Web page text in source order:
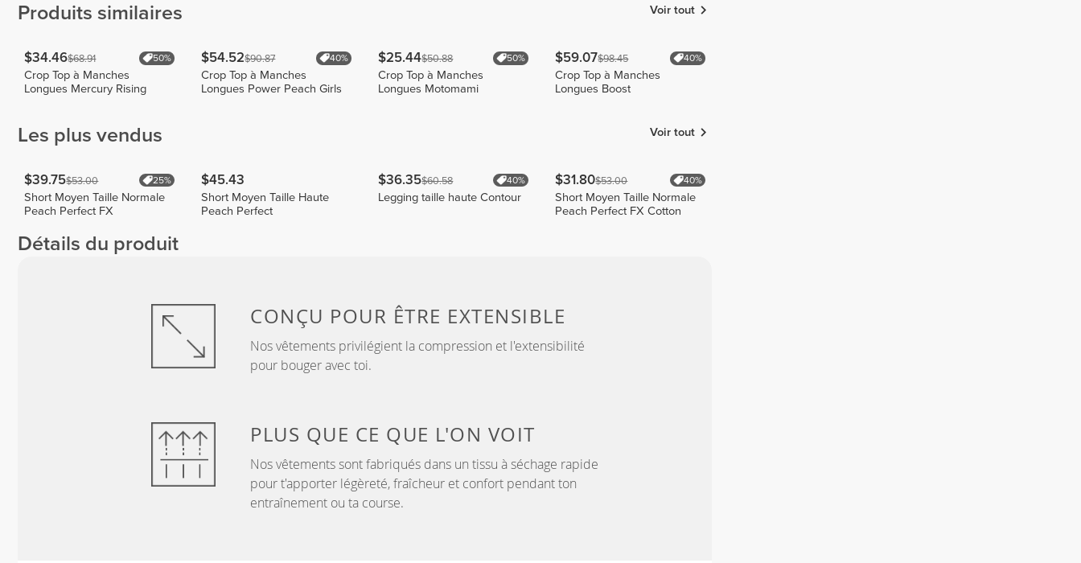
Produits similaires Voir tout
$34.46$68.91 50%
Crop Top à Manches
Longues Mercury Rising
$54.52$90.87 40%
Crop Top à Manches
Longues Power Peach Girls
$25.44$50.88 50%
Crop Top à Manches
Longues Motomami
$59.07$98.45 40%
Crop Top à Manches
Longues Boost
Les plus vendus Voir tout
$39.75$53.00 25%
Short Moyen Taille Normale
Peach Perfect FX
$45.43
Short Moyen Taille Haute
Peach Perfect
$36.35$60.58 40%
Legging taille haute Contour
$31.80$53.00 40%
Short Moyen Taille Normale
Peach Perfect FX Cotton
Détails du produit
CONÇU POUR ÊTRE EXTENSIBLE
Nos vêtements privilégient la compression et l'extensibilité
pour bouger avec toi.
PLUS QUE CE QUE L'ON VOIT
Nos vêtements sont fabriqués dans un tissu à séchage rapide
pour t'apporter légèreté, fraîcheur et confort pendant ton
entraînement ou ta course.